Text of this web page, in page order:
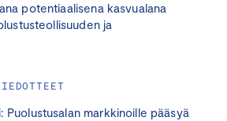
potentiaalisena kasvualana
ja
Puolustusalan markkinoille pääsyä